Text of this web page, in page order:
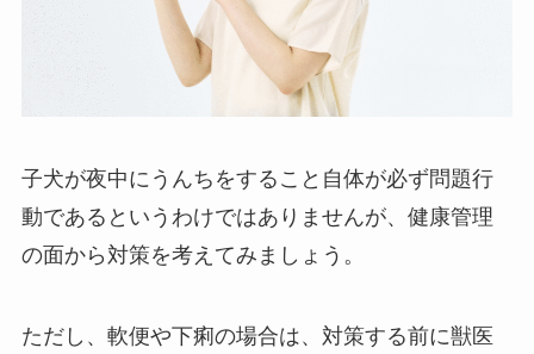
子犬が夜中にうんちをすること自体が必ず問題行
動であるというわけではありませんが、健康管理
の面から対策を考えてみましょう。
ただし、軟便や下痢の場合は、対策する前に獣医